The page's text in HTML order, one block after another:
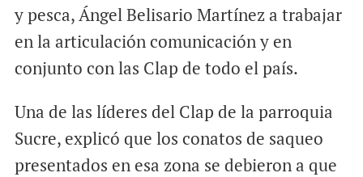
y pesca, Ángel Belisario Martínez a trabajar
en la articulación comunicación y en
conjunto con las Clap de todo el país.
Una de las líderes del Clap de la parroquia
Sucre, explicó que los conatos de saqueo
presentados en esa zona se debieron a que